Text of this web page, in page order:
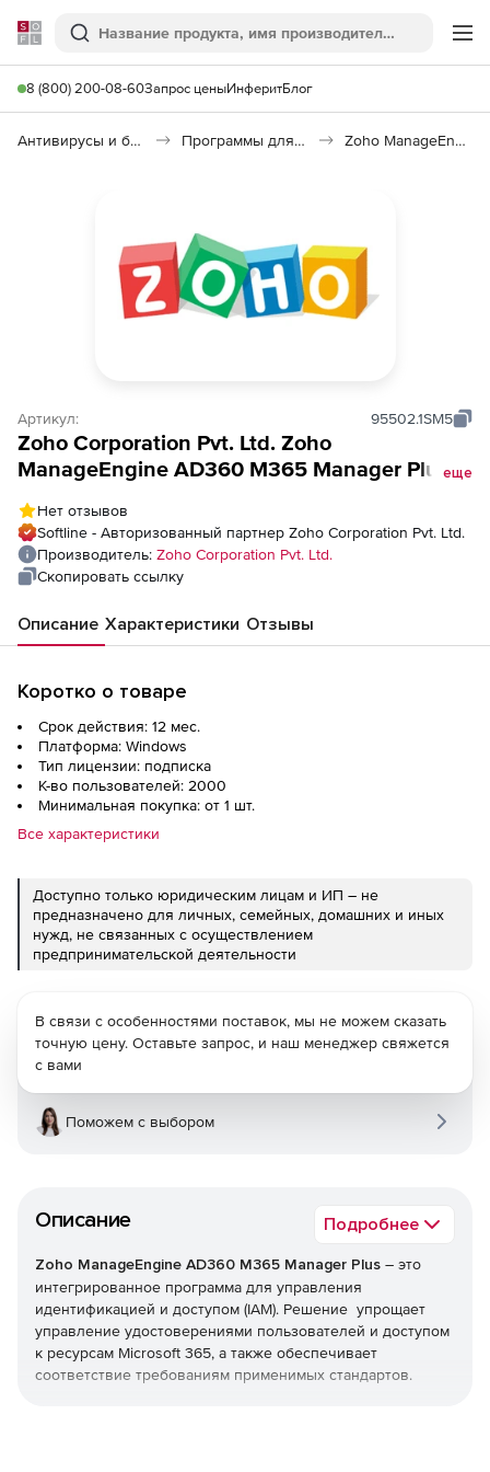
Softline
Поиск
8 (800) 200-08-60Запрос ценыИнферитБлог
Антивирусы и безопасность Программы для защиты информации Zoho ManageEngine AD360 M365 Manager Plus
Артикул: 95502.1SM5
Zoho Corporation Pvt. Ltd. Zoho
ManageEngine AD360 M365 Manager Plus
fee for 2000 Users/Mailboxes with 1 Help
Desk Technician
еще
Нет отзывов
Softline - Авторизованный партнер Zoho Corporation Pvt. Ltd.
Производитель: Zoho Corporation Pvt. Ltd.
Скопировать ссылку
Описание Характеристики Отзывы
Коротко о товаре
Срок действия: 12 мес.
Платформа: Windows
Тип лицензии: подписка
К-во пользователей: 2000
Минимальная покупка: от 1 шт.
Все характеристики
Доступно только юридическим лицам и ИП – не
предназначено для личных, семейных, домашних и иных
нужд, не связанных с осуществлением
предпринимательской деятельности
Описание Подробнее
Zoho ManageEngine AD360 M365 Manager Plus – это
интегрированное программа для управления
идентификацией и доступом (IAM). Решение упрощает
управление удостоверениями пользователей и доступом
к ресурсам Microsoft 365, а также обеспечивает
соответствие требованиям применимых стандартов.
В связи с особенностями поставок, мы не можем сказать
точную цену. Оставьте запрос, и наш менеджер свяжется
с вами
Поможем с выбором